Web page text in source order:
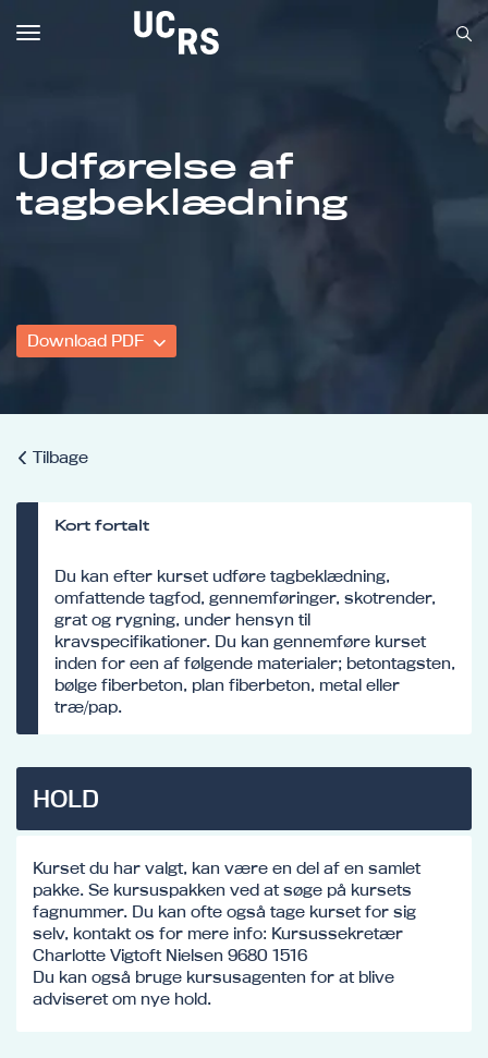
Om UCRS
Udførelse af
tagbeklædning
Download PDF
Tilbage
Kort fortalt
Du kan efter kurset udføre tagbeklædning,
omfattende tagfod, gennemføringer, skotrender,
grat og rygning, under hensyn til
kravspecifikationer. Du kan gennemføre kurset
inden for een af følgende materialer; betontagsten,
bølge fiberbeton, plan fiberbeton, metal eller
træ/pap.
HOLD
Kurset du har valgt, kan være en del af en samlet
pakke. Se kursuspakken ved at søge på kursets
fagnummer. Du kan ofte også tage kurset for sig
selv, kontakt os for mere info: Kursussekretær
Charlotte Vigtoft Nielsen 9680 1516
Du kan også bruge kursusagenten for at blive
adviseret om nye hold.